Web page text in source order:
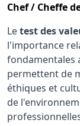
Chef / Cheffe
Letest des
l'importance
fondamentales
permettent de
éthiques et
de